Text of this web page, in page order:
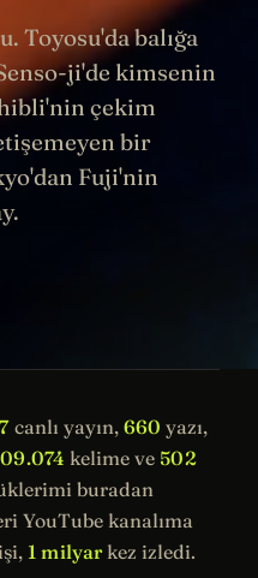
Toyosu'da balığa
ji'de kimsenin
çekim
bir
Fuji'nin
canlı yayın, 660 yazı,
kelime ve 502
buradan
YouTube kanalıma
1 milyarkez izledi.